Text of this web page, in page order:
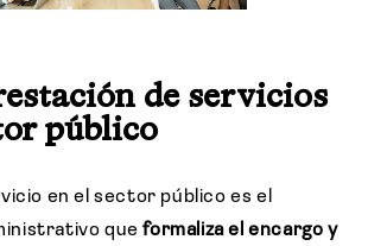
de servicios
público
en el sector público es el
que formaliza el encargo y